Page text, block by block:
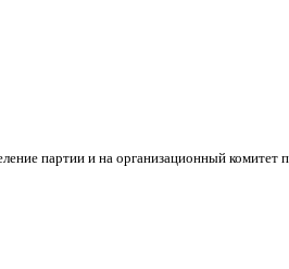
партии и на организационный комитет